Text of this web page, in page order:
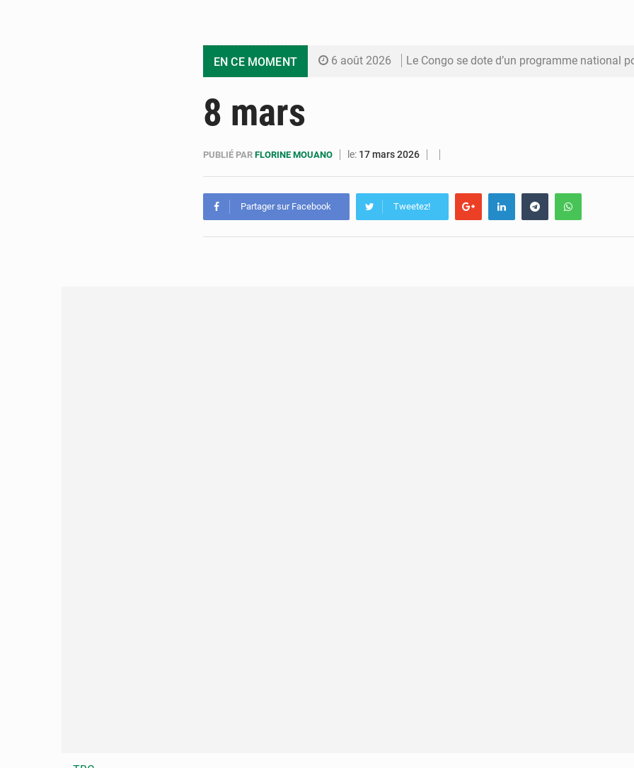
EN CE MOMENT 6 août 2026 Le Congo se dote d’un programme national pour valoriser les
5 août 2026 Assassinat de l’entrepreneur sportif Vally Amisi : le principal
8 mars
PUBLIÉ PAR FLORINE MOUANO le: 17 mars 2026
Partager sur Facebook Tweetez!